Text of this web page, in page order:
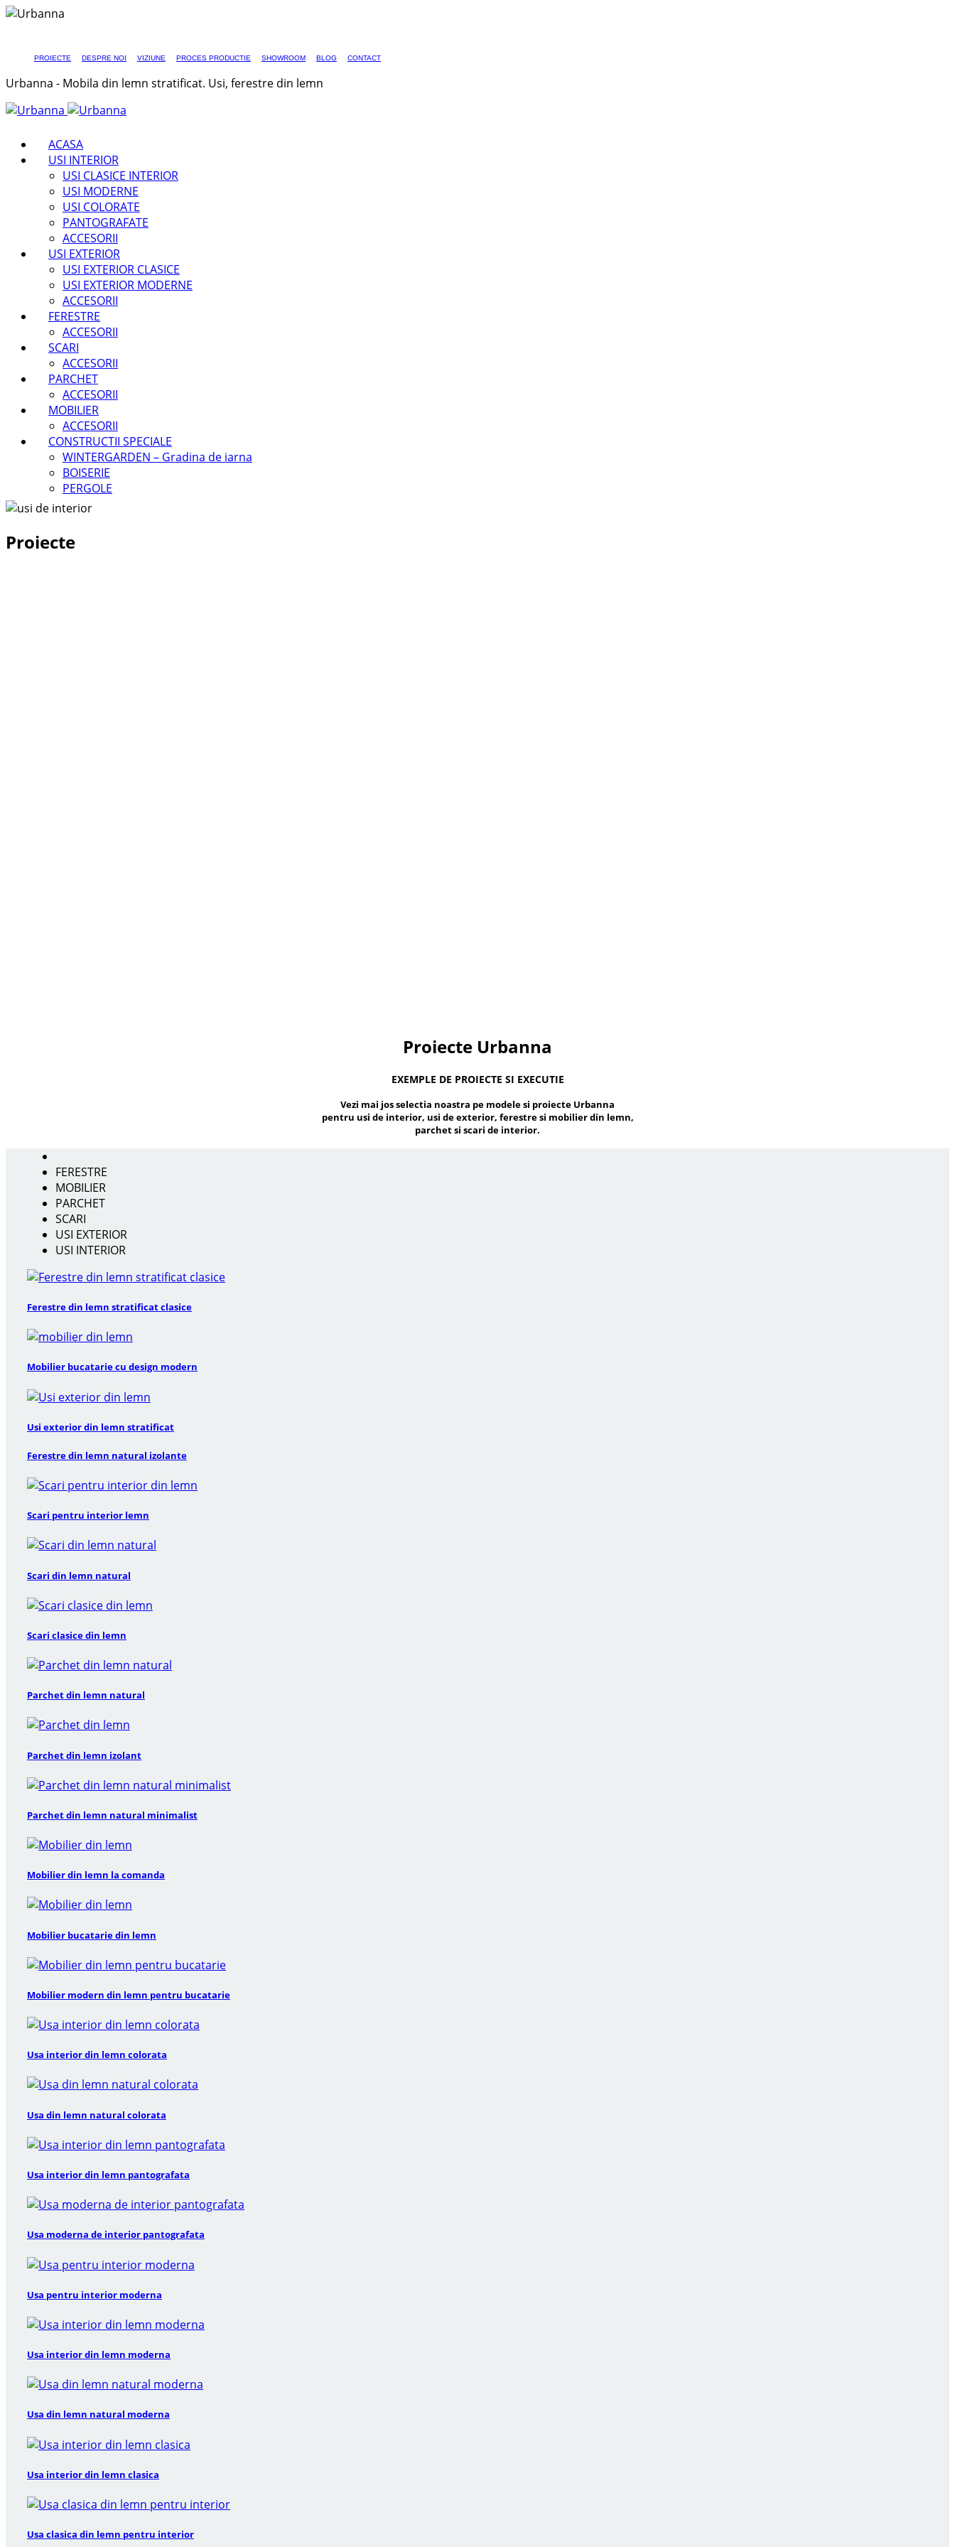
PROIECTE DESPRE NOI VIZIUNE PROCES PRODUCTIE SHOWROOM BLOG CONTACT
Urbanna - Mobila din lemn stratificat. Usi, ferestre din lemn
ACASA
USI INTERIOR
USI CLASICE INTERIOR
USI MODERNE
USI COLORATE
PANTOGRAFATE
ACCESORII
USI EXTERIOR
USI EXTERIOR CLASICE
USI EXTERIOR MODERNE
ACCESORII
FERESTRE
ACCESORII
SCARI
ACCESORII
PARCHET
ACCESORII
MOBILIER
ACCESORII
CONSTRUCTII SPECIALE
WINTERGARDEN – Gradina de iarna
BOISERIE
PERGOLE
Proiecte
Proiecte Urbanna
EXEMPLE DE PROIECTE SI EXECUTIE
Vezi mai jos selectia noastra pe modele si proiecte Urbanna
pentru usi de interior, usi de exterior, ferestre si mobilier din lemn,
parchet si scari de interior.
FERESTRE
MOBILIER
PARCHET
SCARI
USI EXTERIOR
USI INTERIOR
Ferestre din lemn stratificat clasice
Mobilier bucatarie cu design modern
Usi exterior din lemn stratificat
Ferestre din lemn natural izolante
Scari pentru interior lemn
Scari din lemn natural
Scari clasice din lemn
Parchet din lemn natural
Parchet din lemn izolant
Parchet din lemn natural minimalist
Mobilier din lemn la comanda
Mobilier bucatarie din lemn
Mobilier modern din lemn pentru bucatarie
Usa interior din lemn colorata
Usa din lemn natural colorata
Usa interior din lemn pantografata
Usa moderna de interior pantografata
Usa pentru interior moderna
Usa interior din lemn moderna
Usa din lemn natural moderna
Usa interior din lemn clasica
Usa clasica din lemn pentru interior